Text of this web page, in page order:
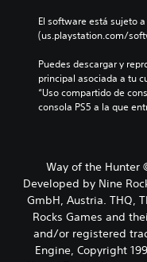
El software está sujeto
(us.playstation.com/
Puedes descargar y
principal asociada a tu
“Uso compartido de
consola PS5 a la que
Way of the Hunter
Developed by Nine
GmbH, Austria. THQ,
Rocks Games and
and/or registered
Engine, Copyright